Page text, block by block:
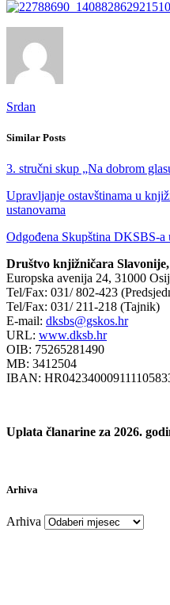
Srdan
Similar Posts
3. stručni skup „Na dobrom
Upravljanje ostavštinama u
ustanovama
Odgođena Skupština DKSBS-a
Društvo knjižničara
Europska avenija 24, 31000
Tel/Fax: 031/ 802-423
Tel/Fax: 031/ 211-218 (Tajnik)
E-mail: dksbs@gskos.hr
URL: www.dksb.hr
OIB: 75265281490
MB: 3412504
IBAN:
Uplata članarine za 2026.
Arhiva
Arhiva